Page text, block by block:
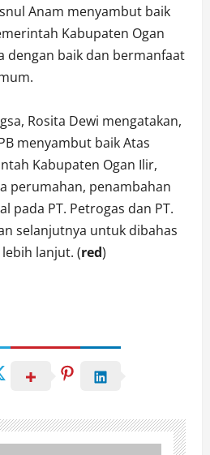
Anam menyambut baik
Kabupaten Ogan
dengan baik dan bermanfaat
Rosita Dewi mengatakan,
menyambut baik Atas
Kabupaten Ogan Ilir,
perumahan, penambahan
pada PT. Petrogas dan PT.
selanjutnya untuk dibahas
lanjut. (red)